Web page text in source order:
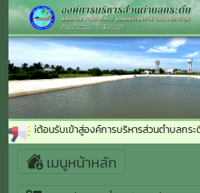
ยินดีต้อนรับเข้าสู่องค์การบริหารส่วนตำบลกระ
เมนูหน้าหลัก